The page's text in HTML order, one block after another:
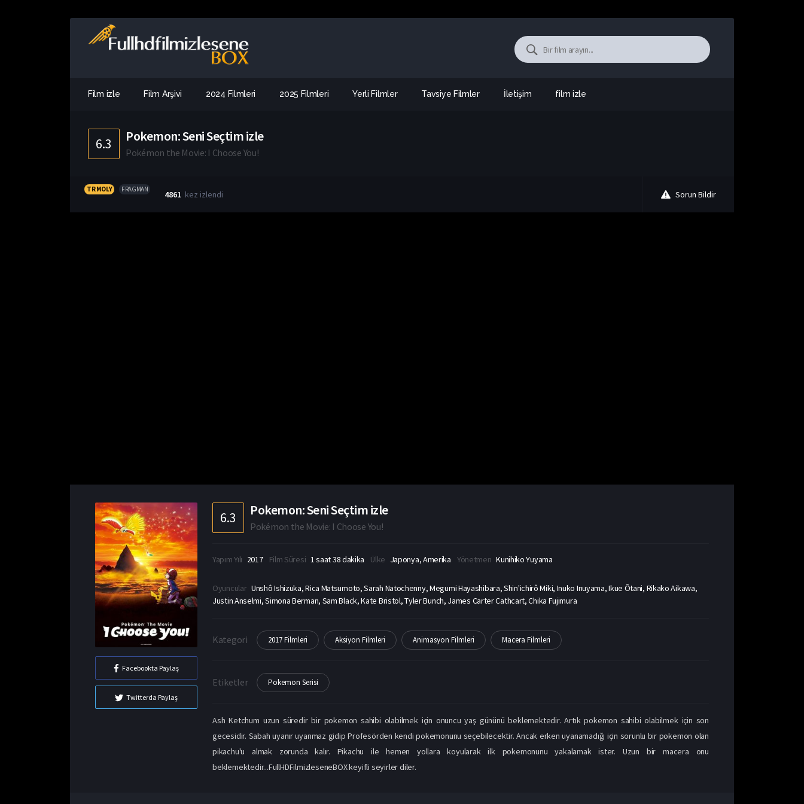
Film izle Film Arşivi 2024 Filmleri 2025 Filmleri Yerli Filmler Tavsiye Filmler İletişim film izle
6.3 Pokemon: Seni Seçtim izle
Pokémon the Movie: I Choose You!
TR MOLY FRAGMAN 4861 kez izlendi Sorun Bildir
Facebookta Paylaş
Twitterda Paylaş
6.3 Pokemon: Seni Seçtim izle
Pokémon the Movie: I Choose You!
Yapım Yılı 2017 Film Süresi 1 saat 38 dakika Ülke Japonya, Amerika Yönetmen Kunihiko Yuyama
Oyuncular Unshô Ishizuka, Rica Matsumoto, Sarah Natochenny, Megumi Hayashibara, Shin'ichirô Miki, Inuko Inuyama, Ikue Ôtani, Rikako Aikawa,
Justin Anselmi, Simona Berman, Sam Black, Kate Bristol, Tyler Bunch, James Carter Cathcart, Chika Fujimura
Kategori 2017 Filmleri Aksiyon Filmleri Animasyon Filmleri Macera Filmleri
Etiketler Pokemon Serisi
Ash Ketchum uzun süredir bir pokemon sahibi olabilmek için onuncu yaş gününü beklemektedir. Artık pokemon sahibi olabilmek için son
gecesidir. Sabah uyanır uyanmaz gidip Profesörden kendi pokemonunu seçebilecektir. Ancak erken uyanamadığı için sorunlu bir pokemon olan
pikachu'u almak zorunda kalır. Pikachu ile hemen yollara koyularak ilk pokemonunu yakalamak ister. Uzun bir macera onu
beklemektedir...FullHDFilmizleseneBOX keyifli seyirler diler.